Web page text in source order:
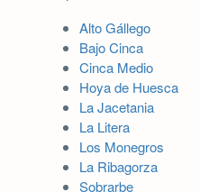
Alto Gállego
Bajo Cinca
Cinca Medio
Hoya de Huesca
La Jacetania
La Litera
Los Monegros
La Ribagorza
Sobrarbe